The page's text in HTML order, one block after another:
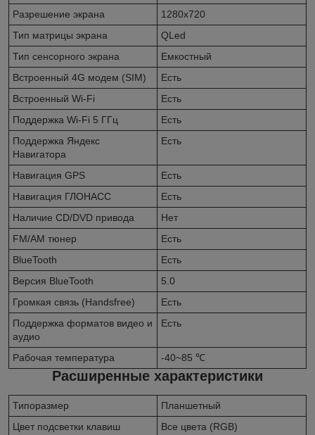
Разрешение экрана
1280x720
Тип матрицы экрана
QLed
Тип сенсорного экрана
Емкостный
Встроенный 4G модем (SIM)
Есть
Встроенный Wi-Fi
Есть
Поддержка Wi-Fi 5 ГГц
Есть
Поддержка Яндекс
Навигатора
Есть
Навигация GPS
Есть
Навигация ГЛОНАСС
Есть
Наличие CD/DVD привода
Нет
FM/AM тюнер
Есть
BlueTooth
Есть
Версия BlueTooth
5.0
Громкая связь (Handsfree)
Есть
Поддержка форматов видео и
аудио
Есть
Рабочая температура -40~85 ℃
Расширенные характеристики
Типоразмер
Планшетный
Цвет подсветки клавиш
Все цвета (RGB)